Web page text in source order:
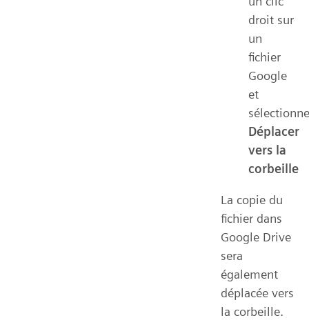
droit sur
un
fichier
Google
et
Déplacer
vers la
corbeille
La copie du
fichier dans
Google Drive
sera
également
déplacée vers
la corbeille.